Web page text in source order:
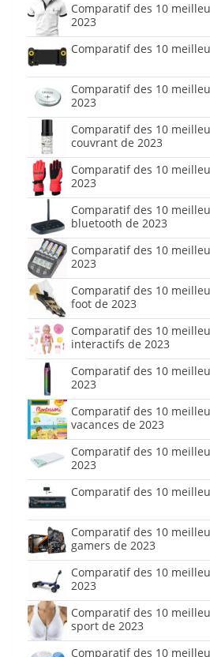
Comparatif des 10
2023
Comparatif des 10
Comparatif des 10
2023
Comparatif des 10
couvrant de 2023
Comparatif des 10
2023
Comparatif des 10
bluetooth de 2023
Comparatif des 10
2023
Comparatif des 10
foot de 2023
Comparatif des 10
interactifs de 2023
Comparatif des 10
2023
Comparatif des 10
vacances de 2023
Comparatif des 10
2023
Comparatif des 10
Comparatif des 10
gamers de 2023
Comparatif des 10
2023
Comparatif des 10
sport de 2023
Comparatif des 10